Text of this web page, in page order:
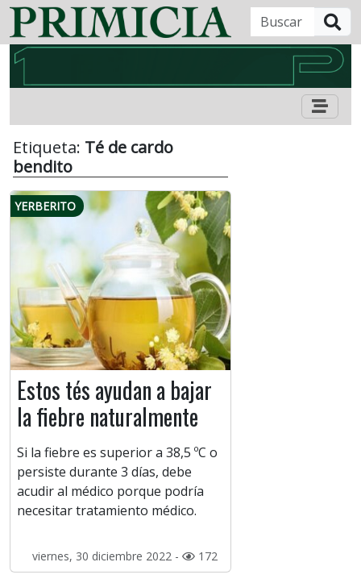
Etiqueta: Té de cardo
bendito
YERBERITO
Estos tés ayudan a bajar
la fiebre naturalmente
Si la fiebre es superior a 38,5 ºC o
persiste durante 3 días, debe
acudir al médico porque podría
necesitar tratamiento médico.
viernes, 30 diciembre 2022 - 172